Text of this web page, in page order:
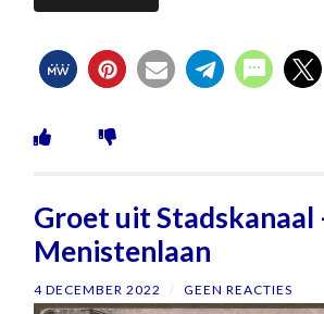
Groet uit Stadskanaal
Menistenlaan
4 DECEMBER 2022 / GEEN REACTIES